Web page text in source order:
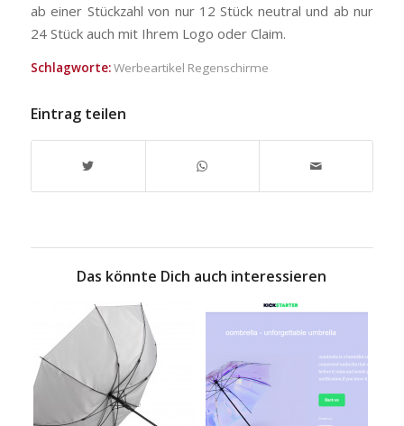
ab einer Stückzahl von nur 12 Stück neutral und ab nur
24 Stück auch mit Ihrem Logo oder Claim.
Schlagworte:Werbeartikel Regenschirme
Eintrag teilen
Das könnte Dich auch interessieren